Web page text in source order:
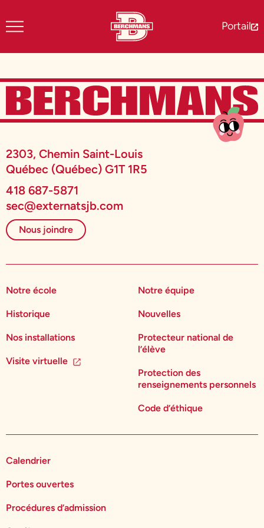
Portail
2303, Chemin Saint-Louis
Québec (Québec) G1T 1R5
418 687-5871
sec@externatsjb.com
Nous joindre
Notre école
Historique
Nos installations
Visite virtuelle
Notre équipe
Nouvelles
Protecteur national de
l’élève
Protection des
renseignements personnels
Code d’éthique
Calendrier
Portes ouvertes
Procédures d’admission